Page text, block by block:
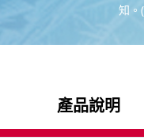
知。
產品說明